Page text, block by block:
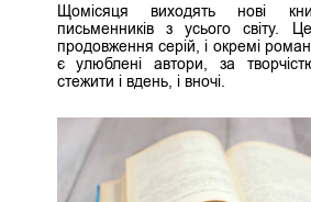
Щомісяця виходять нові
письменників з усього світу.
продовження серій, і окремі
є улюблені автори, за
стежити і вдень, і вночі.